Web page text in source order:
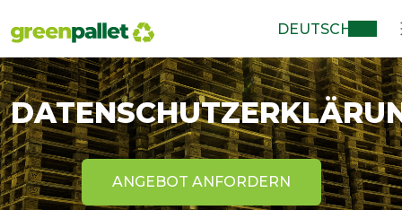
DEUTSCH
ANGEBOT ANFORDERN